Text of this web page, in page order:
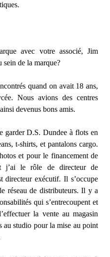
avec votre associé, Jim
sein de la marque?
quand on avait 18 ans,
Nous avions des centres
devenus bons amis.
garder D.S. Dundee à flots en
t-shirts, et pantalons cargo.
et pour le financement de
j’ai le rôle de directeur de
directeur exécutif. Il s’occupe
réseau de distributeurs. Il y a
qui s’entrecoupent et
la vente au magasin
au studio pour la mise au point